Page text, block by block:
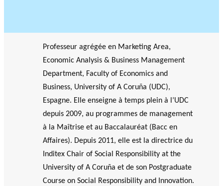
Professeur agrégée en Marketing Area,
Economic Analysis & Business Management
Department, Faculty of Economics and
Business, University of A Coruña (UDC),
Espagne. Elle enseigne à temps plein à l’UDC
depuis 2009, au programmes de management
à la Maîtrise et au Baccalauréat (Bacc en
Affaires). Depuis 2011, elle est la directrice du
Inditex Chair of Social Responsibility at the
University of A Coruña et de son Postgraduate
Course on Social Responsibility and Innovation.